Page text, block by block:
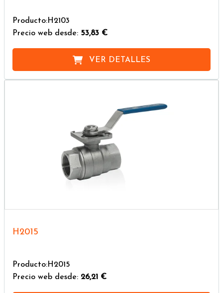
Producto:H2103
Precio web desde: 53,83 €
VER DETALLES
H2015
Producto:H2015
Precio web desde: 26,21 €